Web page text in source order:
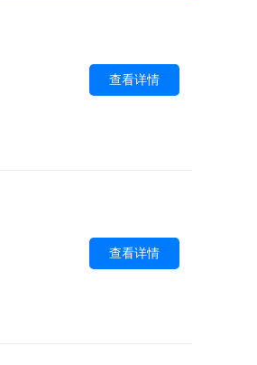
查看详情
查看详情